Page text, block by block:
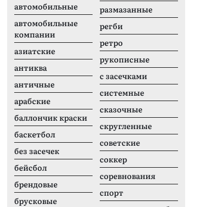
Платный шрифт
Fashion Wacks
автомобильные
автомобильные
компании
азиатские
антиква
античные
арабские
баллончик краски
баскетбол
без засечек
бейсбол
брендовые
брусковые
размазанные
регби
ретро
рукописные
с засечками
системные
сказочные
скругленные
советские
соккер
соревнования
спорт